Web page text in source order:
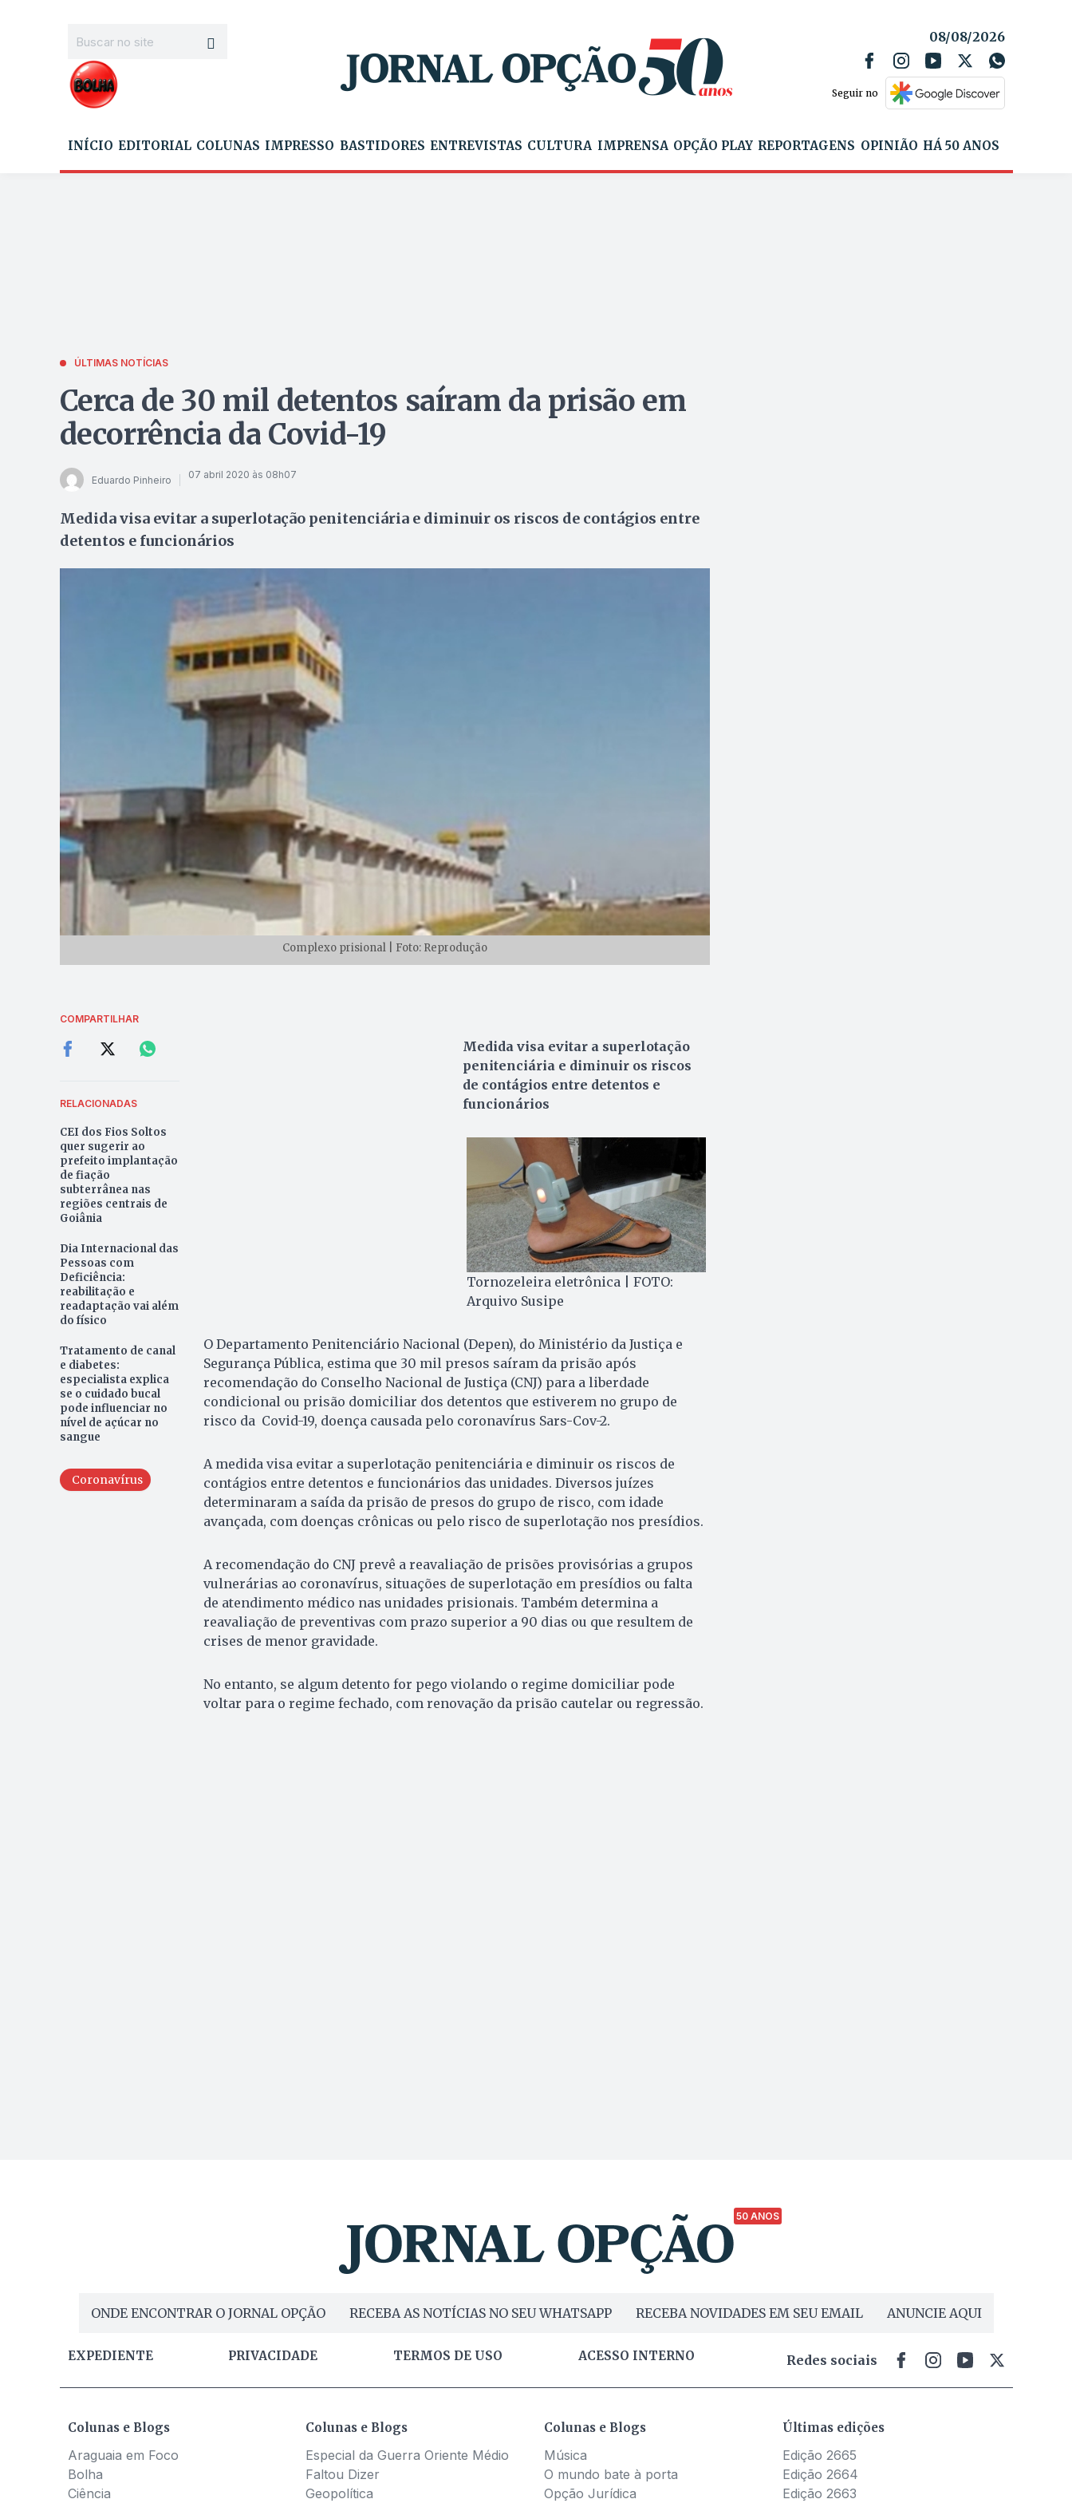
08/08/2026
Seguir no
INÍCIO EDITORIAL COLUNAS IMPRESSO BASTIDORES ENTREVISTAS CULTURA IMPRENSA OPÇÃO PLAY REPORTAGENS OPINIÃO HÁ 50 ANOS
ÚLTIMAS NOTÍCIAS
Cerca de 30 mil detentos saíram da prisão em
decorrência da Covid-19
Eduardo Pinheiro 07 abril 2020 às 08h07
Medida visa evitar a superlotação penitenciária e diminuir os riscos de contágios entre
detentos e funcionários
Complexo prisional | Foto: Reprodução
COMPARTILHAR
RELACIONADAS
CEI dos Fios Soltos
quer sugerir ao
prefeito implantação
de fiação
subterrânea nas
regiões centrais de
Goiânia
Dia Internacional das
Pessoas com
Deficiência:
reabilitação e
readaptação vai além
do físico
Tratamento de canal
e diabetes:
especialista explica
se o cuidado bucal
pode influenciar no
nível de açúcar no
sangue
Coronavírus
Medida visa evitar a superlotação
penitenciária e diminuir os riscos
de contágios entre detentos e
funcionários
Tornozeleira eletrônica | FOTO:
Arquivo Susipe
O Departamento Penitenciário Nacional (Depen), do Ministério da Justiça e
Segurança Pública, estima que 30 mil presos saíram da prisão após
recomendação do Conselho Nacional de Justiça (CNJ) para a liberdade
condicional ou prisão domiciliar dos detentos que estiverem no grupo de
risco da Covid-19, doença causada pelo coronavírus Sars-Cov-2.
A medida visa evitar a superlotação penitenciária e diminuir os riscos de
contágios entre detentos e funcionários das unidades. Diversos juízes
determinaram a saída da prisão de presos do grupo de risco, com idade
avançada, com doenças crônicas ou pelo risco de superlotação nos presídios.
A recomendação do CNJ prevê a reavaliação de prisões provisórias a grupos
vulnerárias ao coronavírus, situações de superlotação em presídios ou falta
de atendimento médico nas unidades prisionais. Também determina a
reavaliação de preventivas com prazo superior a 90 dias ou que resultem de
crises de menor gravidade.
No entanto, se algum detento for pego violando o regime domiciliar pode
voltar para o regime fechado, com renovação da prisão cautelar ou regressão.
50 ANOS
ONDE ENCONTRAR O JORNAL OPÇÃO RECEBA AS NOTÍCIAS NO SEU WHATSAPP RECEBA NOVIDADES EM SEU EMAIL ANUNCIE AQUI
EXPEDIENTE PRIVACIDADE TERMOS DE USO ACESSO INTERNO Redes sociais
Colunas e Blogs
Araguaia em Foco
Bolha
Ciência
Colunas e Blogs
Especial da Guerra Oriente Médio
Faltou Dizer
Geopolítica
Colunas e Blogs
Música
O mundo bate à porta
Opção Jurídica
Últimas edições
Edição 2665
Edição 2664
Edição 2663